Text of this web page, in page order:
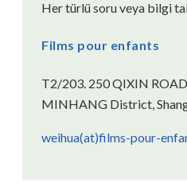
Her türlü soru veya bilgi
Films pour enfants
T2/203. 250 QIXIN ROAD
MINHANG District,
weihua(at)films-pour-